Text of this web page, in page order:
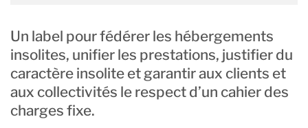
Un label pour fédérer les hébergements
insolites, unifier les prestations, justifier du
caractère insolite et garantir aux clients et
aux collectivités le respect d’un cahier des
charges fixe.